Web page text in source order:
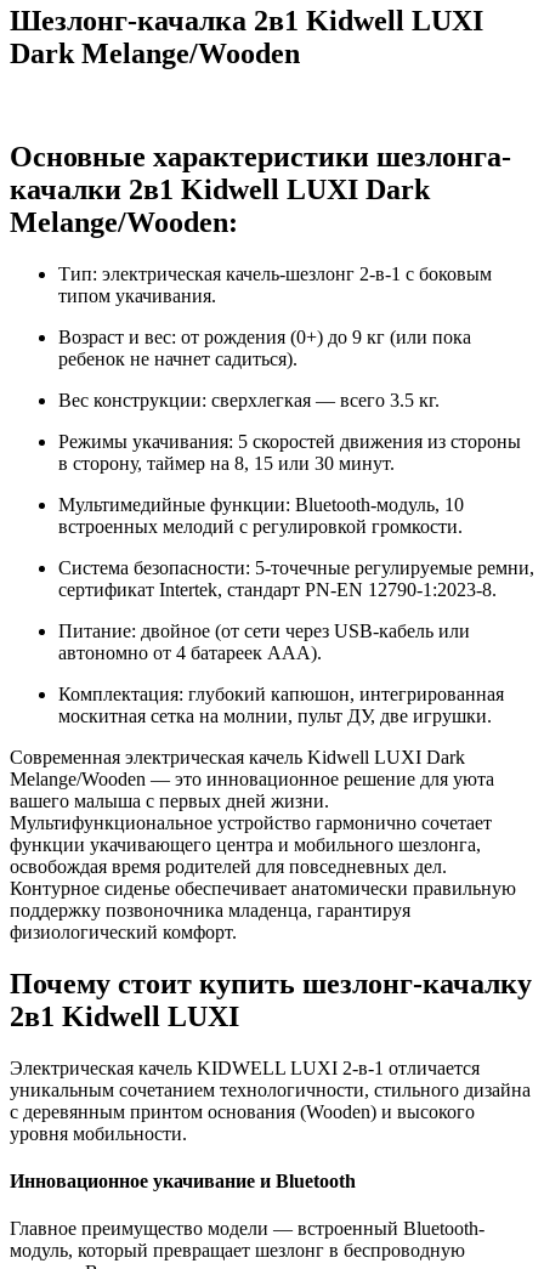
Шезлонг-качалка 2в1 Kidwell LUXI
Dark Melange/Wooden
Основные характеристики шезлонга-
качалки 2в1 Kidwell LUXI Dark
Melange/Wooden:
Тип: электрическая качель-шезлонг 2-в-1 с боковым
типом укачивания.
Возраст и вес: от рождения (0+) до 9 кг (или пока
ребенок не начнет садиться).
Вес конструкции: сверхлегкая — всего 3.5 кг.
Режимы укачивания: 5 скоростей движения из стороны
в сторону, таймер на 8, 15 или 30 минут.
Мультимедийные функции: Bluetooth-модуль, 10
встроенных мелодий с регулировкой громкости.
Система безопасности: 5-точечные регулируемые ремни,
сертификат Intertek, стандарт PN-EN 12790-1:2023-8.
Питание: двойное (от сети через USB-кабель или
автономно от 4 батареек ААА).
Комплектация: глубокий капюшон, интегрированная
москитная сетка на молнии, пульт ДУ, две игрушки.
Современная электрическая качель Kidwell LUXI Dark
Melange/Wooden — это инновационное решение для уюта
вашего малыша с первых дней жизни.
Мультифункциональное устройство гармонично сочетает
функции укачивающего центра и мобильного шезлонга,
освобождая время родителей для повседневных дел.
Контурное сиденье обеспечивает анатомически правильную
поддержку позвоночника младенца, гарантируя
физиологический комфорт.
Почему стоит купить шезлонг-качалку
2в1 Kidwell LUXI
Электрическая качель KIDWELL LUXI 2-в-1 отличается
уникальным сочетанием технологичности, стильного дизайна
с деревянным принтом основания (Wooden) и высокого
уровня мобильности.
Инновационное укачивание и Bluetooth
Главное преимущество модели — встроенный Bluetooth-
модуль, который превращает шезлонг в беспроводную